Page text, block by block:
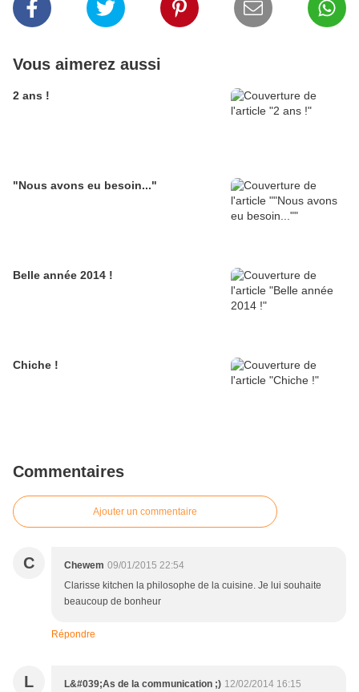
Vous aimerez aussi
2 ans !
"Nous avons eu besoin..."
Belle année 2014 !
Chiche !
Commentaires
Ajouter un commentaire
C Chewem 09/01/2015 22:54
Clarisse kitchen la philosophe de la cuisine. Je lui souhaite
beaucoup de bonheur
Répondre
L L&#039;As de la communication ;) 12/02/2014 16:15